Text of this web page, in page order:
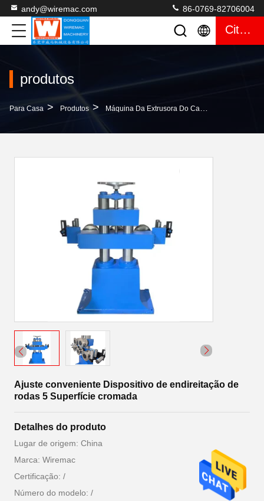
andy@wiremac.com 86-0769-82706004
Citações
produtos
Para Casa > Produtos > Máquina Da Extrusora Do Cabo
Ajuste conveniente Dispositivo de endireitação de
rodas 5 Superfície cromada
Detalhes do produto
Lugar de origem: China
Marca: Wiremac
Certificação: /
Número do modelo: /